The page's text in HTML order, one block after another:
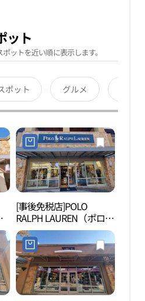
ット
ットを近い順に表示します。
ポット グルメ
[事後免税店]POLO
RALPH LAUREN（ポロラ
ルフローレン）・新世界
サイモンプレミアムアウ
トレットヨジュ（驪州）
店(폴로랄프로렌 신세계
사이먼프리미엄아울렛
여주점)